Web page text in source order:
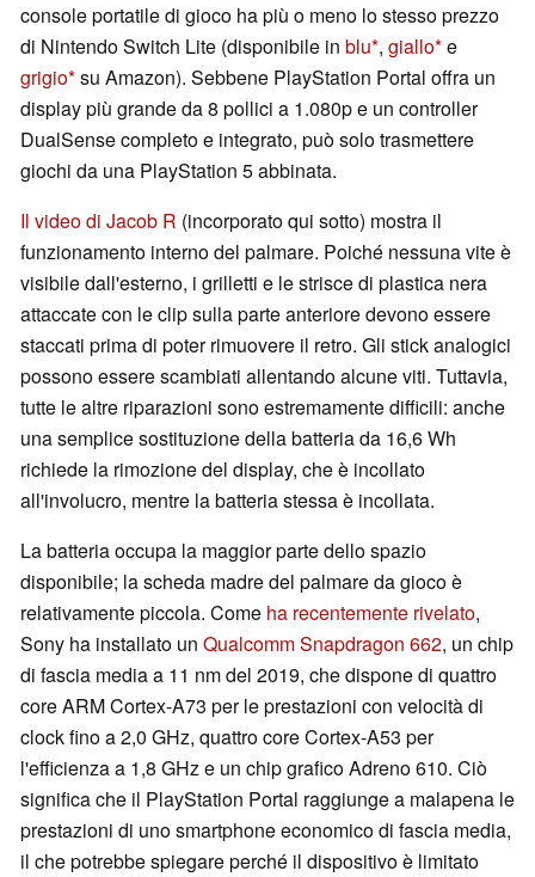
console portatile di gioco ha più o meno lo stesso prezzo
di Nintendo Switch Lite (disponibile in blu , giallo e
grigio su Amazon). Sebbene PlayStation Portal offra un
display più grande da 8 pollici a 1.080p e un controller
DualSense completo e integrato, può solo trasmettere
giochi da una PlayStation 5 abbinata.
Il video di Jacob R (incorporato qui sotto) mostra il
funzionamento interno del palmare. Poiché nessuna vite è
visibile dall'esterno, i grilletti e le strisce di plastica nera
attaccate con le clip sulla parte anteriore devono essere
staccati prima di poter rimuovere il retro. Gli stick analogici
possono essere scambiati allentando alcune viti. Tuttavia,
tutte le altre riparazioni sono estremamente difficili: anche
una semplice sostituzione della batteria da 16,6 Wh
richiede la rimozione del display, che è incollato
all'involucro, mentre la batteria stessa è incollata.
La batteria occupa la maggior parte dello spazio
disponibile; la scheda madre del palmare da gioco è
relativamente piccola. Come ha recentemente rivelato,
Sony ha installato un Qualcomm Snapdragon 662, un chip
di fascia media a 11 nm del 2019, che dispone di quattro
core ARM Cortex-A73 per le prestazioni con velocità di
clock fino a 2,0 GHz, quattro core Cortex-A53 per
l'efficienza a 1,8 GHz e un chip grafico Adreno 610. Ciò
significa che il PlayStation Portal raggiunge a malapena le
prestazioni di uno smartphone economico di fascia media,
il che potrebbe spiegare perché il dispositivo è limitato